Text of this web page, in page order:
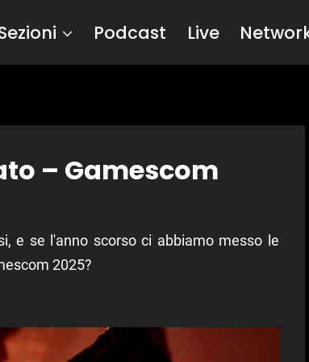
Podcast Live
– Gamescom
e se l'anno scorso ci abbiamo messo le
2025?